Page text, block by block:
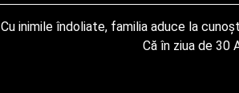
Cu inimile îndoliate, familia aduce la